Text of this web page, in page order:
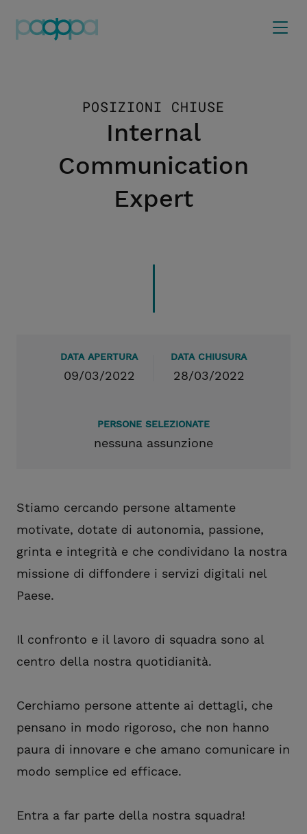
POSIZIONI CHIUSE
Internal
Communication
Expert
DATA APERTURA
09/03/2022
DATA CHIUSURA
28/03/2022
PERSONE SELEZIONATE
nessuna assunzione
Stiamo cercando persone altamente
motivate, dotate di autonomia, passione,
grinta e integrità e che condividano la nostra
missione di diffondere i servizi digitali nel
Paese.
Il confronto e il lavoro di squadra sono al
centro della nostra quotidianità.
Cerchiamo persone attente ai dettagli, che
pensano in modo rigoroso, che non hanno
paura di innovare e che amano comunicare in
modo semplice ed efficace.
Entra a far parte della nostra squadra!